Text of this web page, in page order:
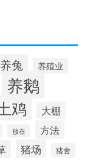
养兔 养殖业
养鹅
鸡 大棚
放在
方法
猪场 猪舍